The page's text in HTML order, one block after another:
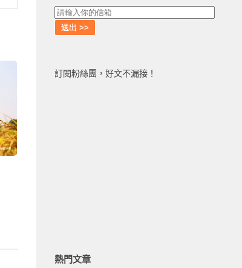
訂閱粉絲團，好文不漏接！
熱門文章